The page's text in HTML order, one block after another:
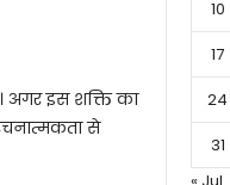
अगर इस शक्ति का
से
10
17
24
31